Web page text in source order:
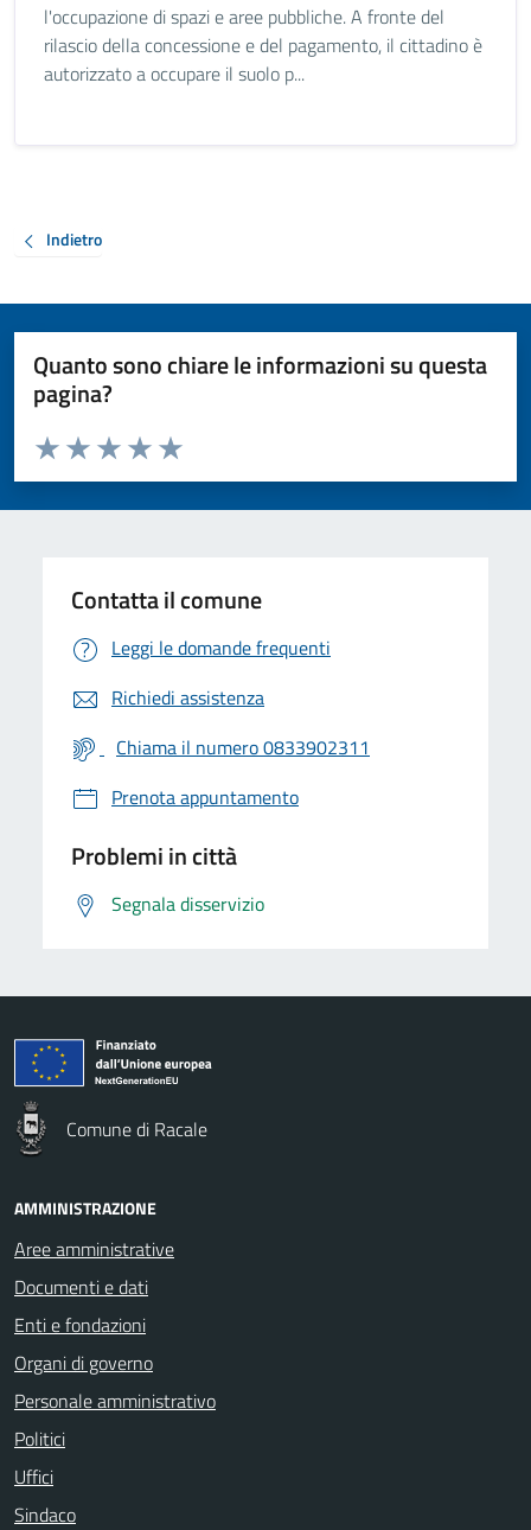
l'occupazione di spazi e aree pubbliche. A fronte del
rilascio della concessione e del pagamento, il cittadino è
autorizzato a occupare il suolo p...
Indietro
Quanto sono chiare le informazioni su questa
pagina?
Valuta da 1 a 5 stelle la pagina
Valuta 5 stelle su 5
Valuta 4 stelle su 5
Valuta 3 stelle su 5
Valuta 2 stelle su 5
Valuta 1 stelle su 5
Contatta il comune
Leggi le domande frequenti
Richiedi assistenza
Chiama il numero 0833902311
Prenota appuntamento
Problemi in città
Segnala disservizio
Comune di Racale
AMMINISTRAZIONE
Aree amministrative
Documenti e dati
Enti e fondazioni
Organi di governo
Personale amministrativo
Politici
Uffici
Sindaco